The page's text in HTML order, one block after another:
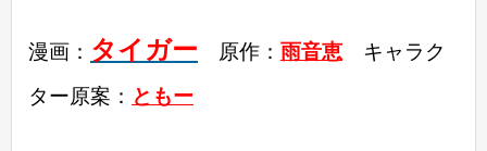
漫画： タイガー 原作： 雨音恵
キャラク
ター原案： ともー